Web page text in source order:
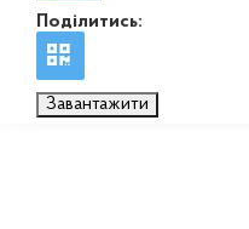
Поділитись:
Завантажити